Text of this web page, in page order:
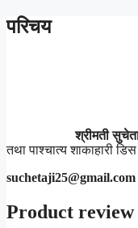
परिचय
श्रीमती
तथा पाश्चात्य शाकाहारी
suchetaji25@gmail.com
Product review